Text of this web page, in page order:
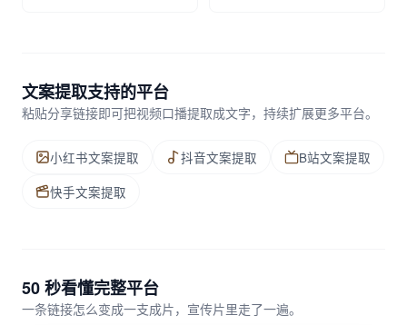
文案提取支持的平台
粘贴分享链接即可把视频口播提取成文字，持续扩展更多平台。
小红书文案提取 抖音文案提取
B站文案提取
快手文案提取
50 秒看懂完整平台
一条链接怎么变成一支成片，宣传片里走了一遍。